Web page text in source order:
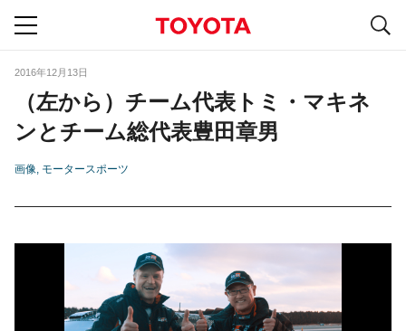
2016年12月13日
（左から）チーム代表トミ・マキネ
ンとチーム総代表豊田章男
画像 モータースポーツ